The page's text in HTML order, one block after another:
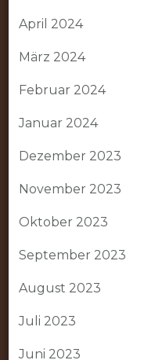
April 2024
März 2024
Februar 2024
Januar 2024
Dezember 2023
November 2023
Oktober 2023
September 2023
August 2023
Juli 2023
Juni 2023